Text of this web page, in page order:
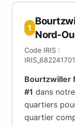
1
Nord-
Code IRIS :
IRIS_682241701
Bourtzwiller
#1 dans
quartiers
quartier